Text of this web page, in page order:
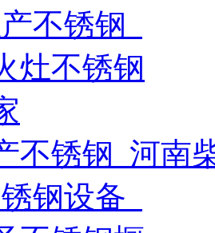
不锈钢_河南